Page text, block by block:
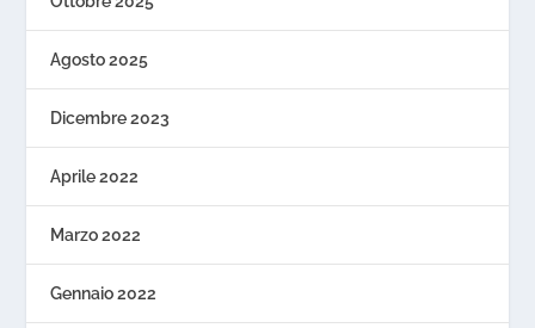
Agosto 2025
Dicembre 2023
Aprile 2022
Marzo 2022
Gennaio 2022